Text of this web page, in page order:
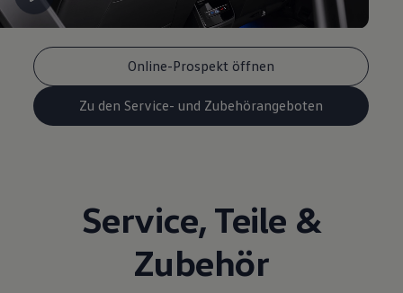
Online-Prospekt öffnen
Zu den Service- und Zubehörangeboten
Service, Teile &
Zubehör